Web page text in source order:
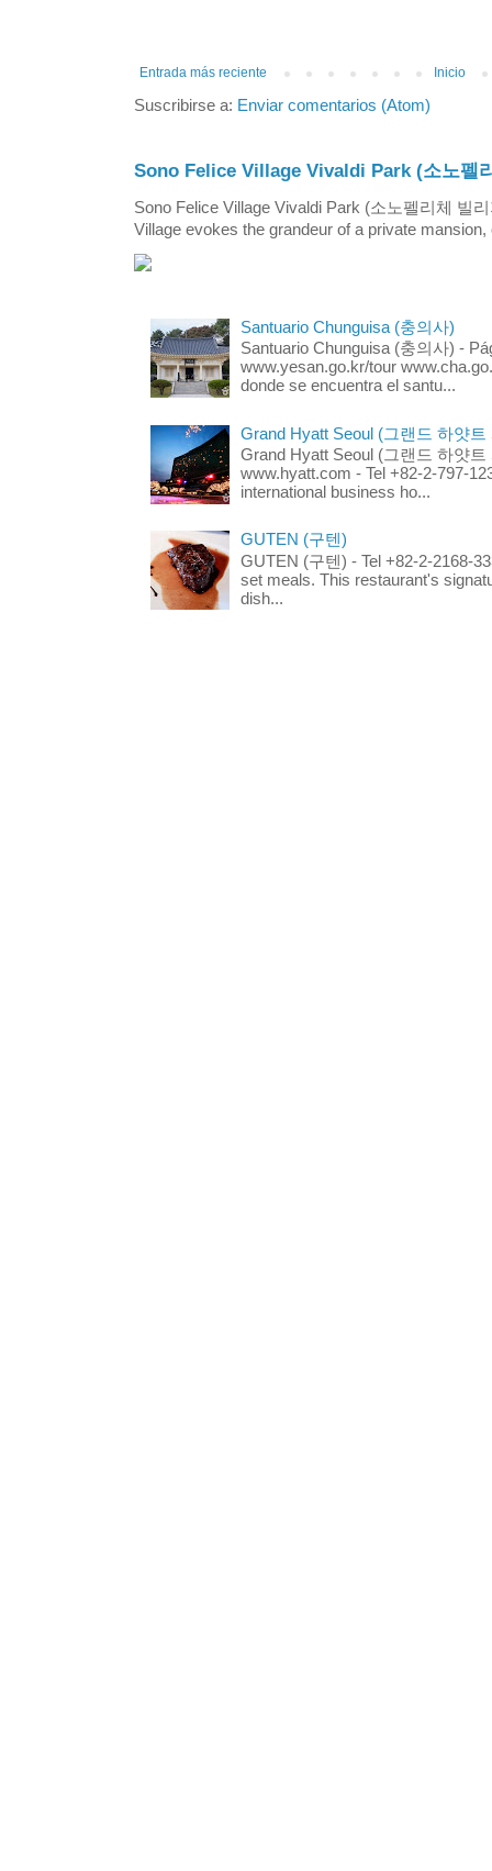
Entrada más reciente Inicio
Suscribirse a: Enviar comentarios (Atom)
Sono Felice Village Vivaldi Park (소노펠
Sono Felice Village Vivaldi Park (소노펠리체 빌
Village evokes the grandeur of a private
Santuario Chunguisa (충의사)
Santuario Chunguisa (충의사) -
www.yesan.go.kr/tour
donde se encuentra el santu...
Grand Hyatt Seoul (그랜드 하얏트
Grand Hyatt Seoul (그랜드 하얏트
www.hyatt.com - Tel +82-2-797-
international business ho...
GUTEN (구텐)
GUTEN (구텐) - Tel +82-2-2168-
set meals. This restaurant's
dish...